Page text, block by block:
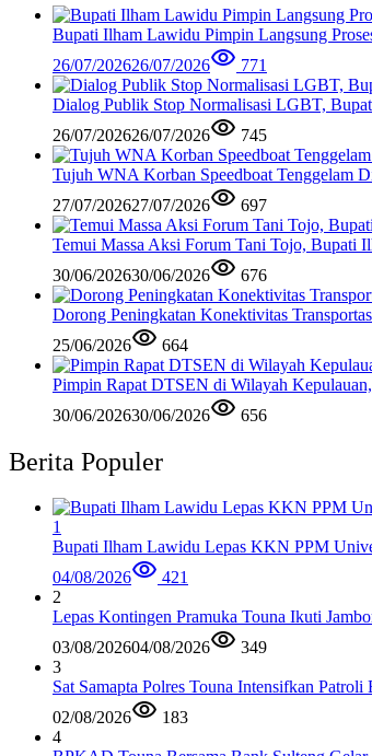
Bupati Ilham Lawidu Pimpin Langsung
26/07/202626/07/2026 771
Dialog Publik Stop Normalisasi LGBT,
26/07/202626/07/2026 745
Tujuh WNA Korban Speedboat Tenggelam
27/07/202627/07/2026 697
Temui Massa Aksi Forum Tani Tojo, Bupati
30/06/202630/06/2026 676
Dorong Peningkatan Konektivitas
25/06/2026
664
Pimpin Rapat DTSEN di Wilayah
30/06/202630/06/2026 656
Berita Populer
1
Bupati Ilham Lawidu Lepas KKN PPM
04/08/2026
421
2
Lepas Kontingen Pramuka Touna Ikuti
03/08/202604/08/2026
349
3
Sat Samapta Polres Touna Intensifkan
02/08/2026
183
4